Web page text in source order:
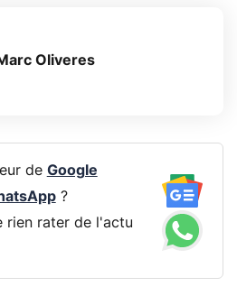
Oliveres
de Google
?
rien rater de l'actu